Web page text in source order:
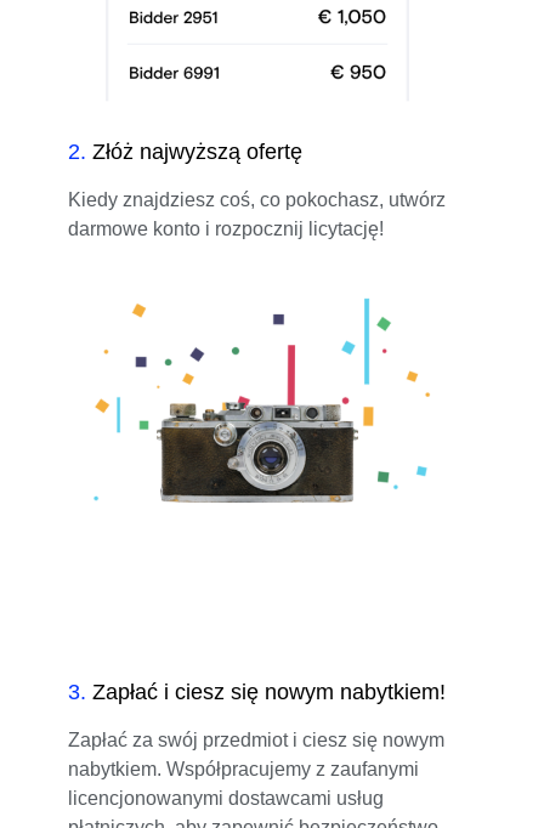
2. Złóż najwyższą ofertę
Kiedy znajdziesz coś, co pokochasz, utwórz
darmowe konto i rozpocznij licytację!
3. Zapłać i ciesz się nowym nabytkiem!
Zapłać za swój przedmiot i ciesz się nowym
nabytkiem. Współpracujemy z zaufanymi
licencjonowanymi dostawcami usług